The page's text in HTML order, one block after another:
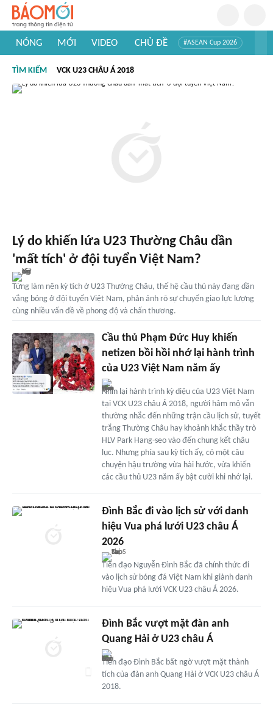
NÓNG MỚI VIDEO CHỦ ĐỀ #ASEAN Cup 2026
#Khám phá thế giới
TÌM KIẾM VCK U23 CHÂU Á 2018
Lý do khiến lứa U23 Thường Châu dần
'mất tích' ở đội tuyển Việt Nam?
Từng làm nên kỳ tích ở U23 Thường Châu, thế hệ cầu thủ này đang dần
vắng bóng ở đội tuyển Việt Nam, phản ánh rõ sự chuyển giao lực lượng
cùng nhiều vấn đề về phong độ và chấn thương.
Cầu thủ Phạm Đức Huy khiến
netizen bồi hồi nhớ lại hành trình
của U23 Việt Nam năm ấy
Nhìn lại hành trình kỳ diệu của U23 Việt Nam
tại VCK U23 châu Á 2018, người hâm mộ vẫn
thường nhắc đến những trận cầu lịch sử, tuyết
trắng Thường Châu hay khoảnh khắc thầy trò
HLV Park Hang-seo vào đến chung kết châu
lục. Nhưng phía sau kỳ tích ấy, có một câu
chuyện hậu trường vừa hài hước, vừa khiến
các cầu thủ U23 năm ấy bật cười khi nhớ lại.
Đình Bắc đi vào lịch sử với danh
hiệu Vua phá lưới U23 châu Á
2026
Tiền đạo Nguyễn Đình Bắc đã chính thức đi
vào lịch sử bóng đá Việt Nam khi giành danh
hiệu Vua phá lưới VCK U23 châu Á 2026.
Đình Bắc vượt mặt đàn anh
Quang Hải ở U23 châu Á
Tiền đạo Đình Bắc bất ngờ vượt mặt thành
tích của đàn anh Quang Hải ở VCK U23 châu Á
2018.